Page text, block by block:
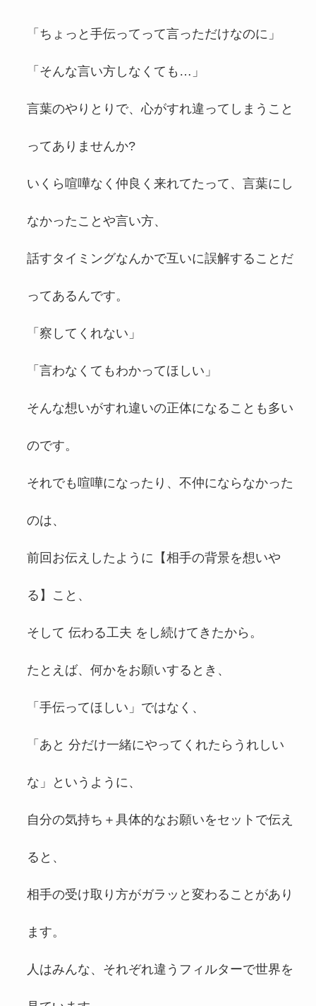
「ちょっと手伝ってって言っただけなのに」
「そんな言い方しなくても…」
言葉のやりとりで、心がすれ違ってしまうこと
ってありませんか?
いくら喧嘩なく仲良く来れてたって、言葉にし
なかったことや言い方、
話すタイミングなんかで互いに誤解することだ
ってあるんです。
「察してくれない」
「言わなくてもわかってほしい」
そんな想いがすれ違いの正体になることも多い
のです。
それでも喧嘩になったり、不仲にならなかった
のは、
前回お伝えしたように【相手の背景を想いや
る】こと、
そして 伝わる工夫 をし続けてきたから。
たとえば、何かをお願いするとき、
「手伝ってほしい」ではなく、
「あと 分だけ一緒にやってくれたらうれしい
な」というように、
自分の気持ち＋具体的なお願いをセットで伝え
ると、
相手の受け取り方がガラッと変わることがあり
ます。
人はみんな、それぞれ違うフィルターで世界を